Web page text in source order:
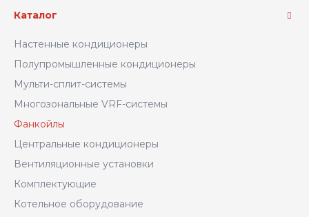
Каталог
Настенные кондиционеры
Полупромышленные кондиционеры
Мульти-сплит-системы
Многозональные VRF-системы
Фанкойлы
Центральные кондиционеры
Вентиляционные установки
Комплектующие
Котельное оборудование